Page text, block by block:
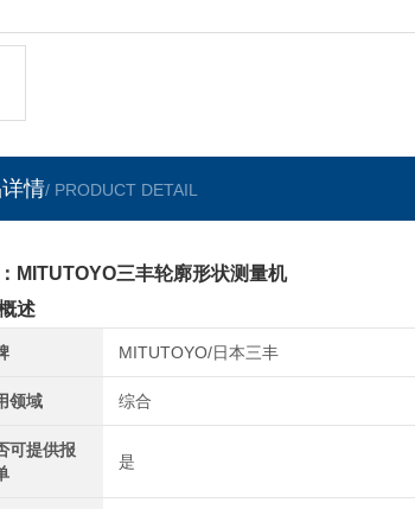
情/ PRODUCT DETAIL
MITUTOYO三丰轮廓形状测量机
述
MITUTOYO/日本三丰
领域 综合
可提供报
是